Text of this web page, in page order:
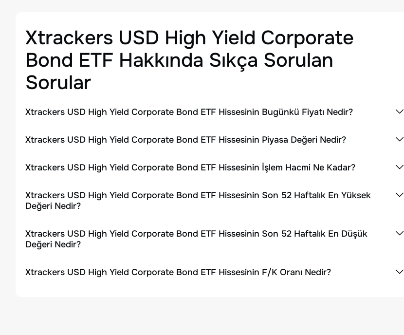
Xtrackers USD High Yield Corporate
Bond ETF Hakkında Sıkça Sorulan
Sorular
Xtrackers USD High Yield Corporate Bond ETF Hissesinin Bugünkü Fiyatı Nedir?
Xtrackers USD High Yield Corporate Bond ETF Hissesinin Piyasa Değeri Nedir?
Xtrackers USD High Yield Corporate Bond ETF Hissesinin İşlem Hacmi Ne Kadar?
Xtrackers USD High Yield Corporate Bond ETF Hissesinin Son 52 Haftalık En Yüksek
Değeri Nedir?
Xtrackers USD High Yield Corporate Bond ETF Hissesinin Son 52 Haftalık En Düşük
Değeri Nedir?
Xtrackers USD High Yield Corporate Bond ETF Hissesinin F/K Oranı Nedir?